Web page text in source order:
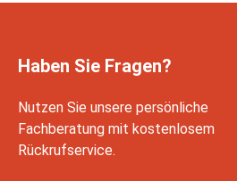
Haben Sie Fragen?
Nutzen Sie unsere persönliche
Fachberatung mit kostenlosem
Rückrufservice.